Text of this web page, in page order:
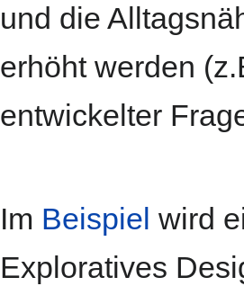
und die
erhöht werden
entwickelter
Im Beispiel wird
Exploratives